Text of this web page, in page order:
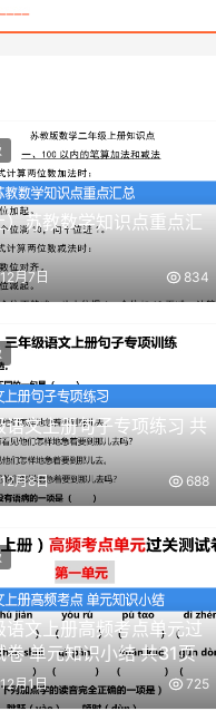
）苏教数学知识点重点汇
月7日 834
语文上册句子专项练习 共
月8日 688
语文上册高频考点单元过
卷 单元知识小结 共31页
月1日 725